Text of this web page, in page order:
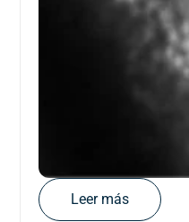
Leer más